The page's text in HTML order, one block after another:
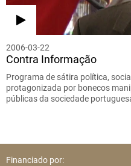
2006-03-22
Contra Informação
Programa de sátira política,
protagonizada por bonecos
públicas da sociedade
Financiado por: